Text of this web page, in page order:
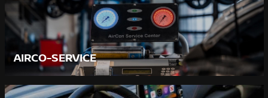
AIRCO-SERVICE